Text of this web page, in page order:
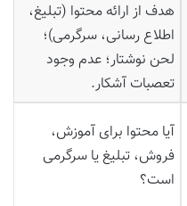
هدف از ارائه محتوا (تبلیغ،
اطلاع رسانی، سرگرمی)؛
لحن نوشتار؛ عدم وجود
تعصبات آشکار.
آیا محتوا برای آموزش،
فروش، تبلیغ یا سرگرمی
است؟